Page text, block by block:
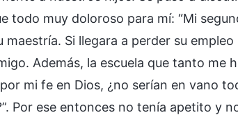
todo muy doloroso para mí: “Mi
maestría. Si llegara a perder su
Además, la escuela que tanto me
mi fe en Dios, ¿no serían en vano
Por ese entonces no tenía apetito y